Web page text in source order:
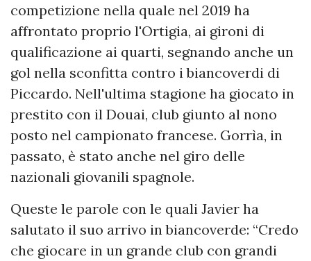
competizione nella quale nel 2019 ha
affrontato proprio l'Ortigia, ai gironi di
qualificazione ai quarti, segnando anche un
gol nella sconfitta contro i biancoverdi di
Piccardo. Nell'ultima stagione ha giocato in
prestito con il Douai, club giunto al nono
posto nel campionato francese. Gorrìa, in
passato, è stato anche nel giro delle
nazionali giovanili spagnole.
Queste le parole con le quali Javier ha
salutato il suo arrivo in biancoverde: “Credo
che giocare in un grande club con grandi